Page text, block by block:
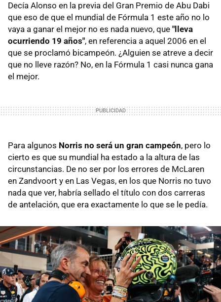
Decía Alonso en la previa del Gran Premio de Abu Dabi
que eso de que el mundial de Fórmula 1 este año no lo
vaya a ganar el mejor no es nada nuevo, que "lleva
ocurriendo 19 años", en referencia a aquel 2006 en el
que se proclamó bicampeón. ¿Alguien se atreve a decir
que no lleve razón? No, en la Fórmula 1 casi nunca gana
el mejor.
Para algunos Norris no será un gran campeón, pero lo
cierto es que su mundial ha estado a la altura de las
circunstancias. De no ser por los errores de McLaren
en Zandvoort y en Las Vegas, en los que Norris no tuvo
nada que ver, habría sellado el título con dos carreras
de antelación, que era exactamente lo que se le pedía.